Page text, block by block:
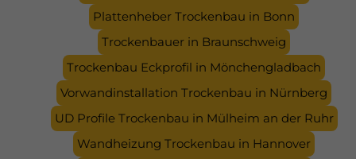
Plattenheber Trockenbau in Bonn
Trockenbauer in Braunschweig
Trockenbau Eckprofil in Mönchengladbach
Vorwandinstallation Trockenbau in Nürnberg
UD Profile Trockenbau in Mülheim an der Ruhr
Wandheizung Trockenbau in Hannover